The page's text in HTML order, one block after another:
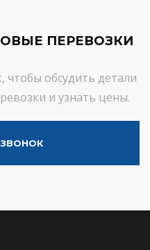
ПЕРЕВОЗКИ
чтобы обсудить детали
и узнать цены.
ЗВОНОК